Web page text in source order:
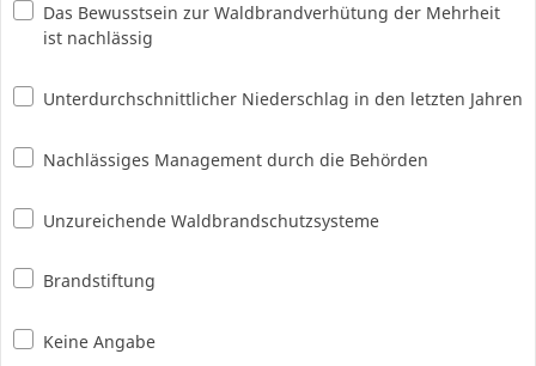
Das Bewusstsein zur Waldbrandverhütung der Mehrheit
ist nachlässig
Unterdurchschnittlicher Niederschlag in den letzten Jahren
Nachlässiges Management durch die Behörden
Unzureichende Waldbrandschutzsysteme
Brandstiftung
Keine Angabe